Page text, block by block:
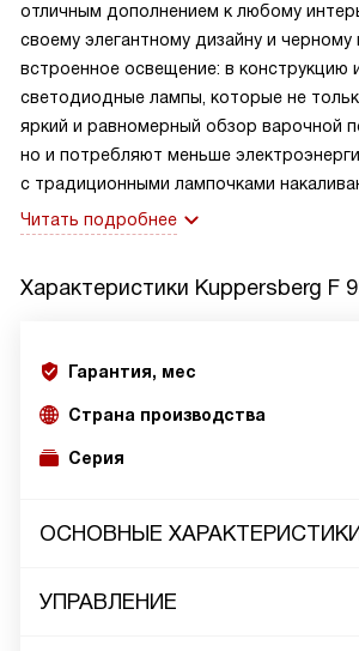
отличным дополнением к любому
своему элегантному дизайну и черному
встроенное освещение: в конструкцию
светодиодные лампы, которые не
яркий и равномерный обзор варочной
но и потребляют меньше
с традиционными лампочками
Читать подробнее
Характеристики Kuppersberg F
Гарантия, мес
Страна производства
Серия
ОСНОВНЫЕ ХАРАКТЕРИСТИКИ
УПРАВЛЕНИЕ